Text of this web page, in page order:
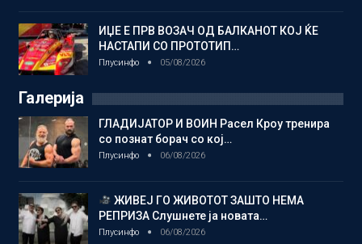
ИЏЕ Е ПРВ ВОЗАЧ ОД БАЛКАНОТ КОЈ ЌЕ
НАСТАПИ СО ПРОТОТИП…
Плусинфо 05/08/2026
Галерија
ГЛАДИЈАТОР И ВОИН Расел Кроу тренира
со познат борач со кој…
Плусинфо 06/08/2026
ЖИВЕЈ ГО ЖИВОТОТ ЗАШТО НЕМА
РЕПРИЗА Слушнете ја новата…
Плусинфо 06/08/2026